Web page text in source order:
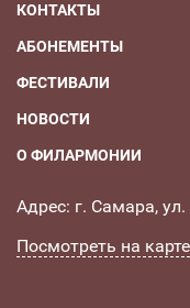
КОНТАКТЫ
АБОНЕМЕНТЫ
ФЕСТИВАЛИ
НОВОСТИ
О ФИЛАРМОНИИ
Адрес: г. Самара,
Посмотреть на карте